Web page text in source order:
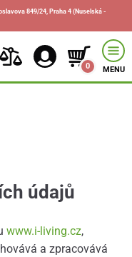
849/24, Praha 4 (Nuselská -
0 MENU
údajů
www.i-living.cz,
a zpracovává